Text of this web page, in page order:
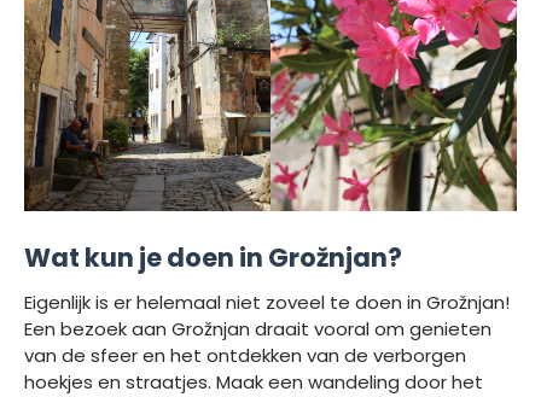
Wat kun je doen in Grožnjan?
Eigenlijk is er helemaal niet zoveel te doen in Grožnjan!
Een bezoek aan Grožnjan draait vooral om genieten
van de sfeer en het ontdekken van de verborgen
hoekjes en straatjes. Maak een wandeling door het